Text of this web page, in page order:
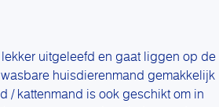
uitgeleefd en gaat liggen op de
huisdierenmand gemakkelijk
/ kattenmand is ook geschikt om in